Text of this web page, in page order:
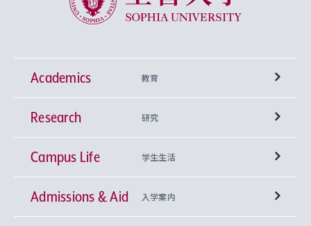
Academics 教育
学部
神学部
文学部
興味から学科を探す
上智大学の全学共通教育
Research 研究
研究所 等
キリスト教文化研究所
Sophia Open Research Weeks (SORW)
Campus Life 学生生活
学期区分と授業時間割
Admissions & Aid 入学案内